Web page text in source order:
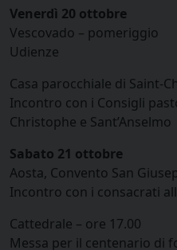
Venerdì 20 ottobre
Vescovado – pomeriggio
Udienze
Casa parocchiale di Saint-
Incontro con i Consigli
Christophe e Sant’Anselmo
Sabato 21 ottobre
Aosta, Convento San
Incontro con i consacrati
Cattedrale – ore 17.00
Messa per il centenario di